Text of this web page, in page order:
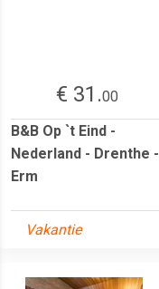
€ 31.00
B&B Op `t Eind -
Nederland - Drenthe -
Erm
Vakantie